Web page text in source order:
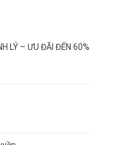
LÝ – ƯU ĐÃI ĐẾN 60%